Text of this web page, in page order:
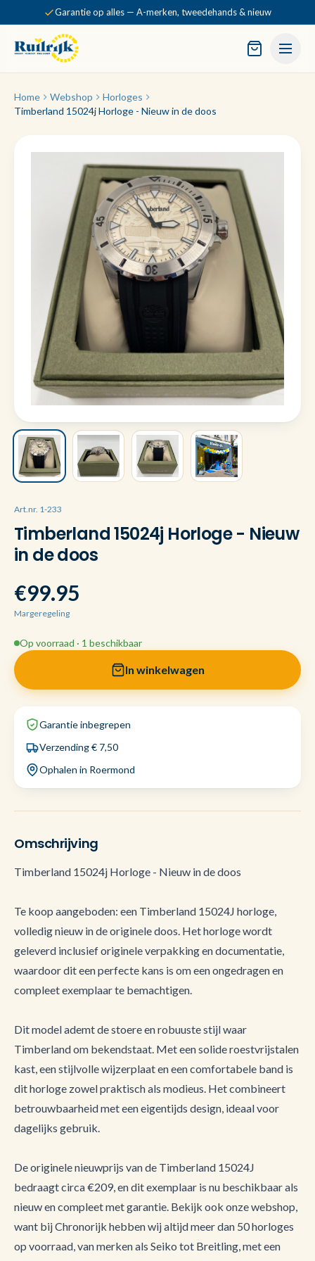
Garantie op alles — A-merken, tweedehands & nieuw
Home Webshop
Horloges
Timberland 15024j Horloge - Nieuw in de doos
Art.nr. 1-233
Timberland 15024j Horloge - Nieuw
in de doos
€99.95
Margeregeling
Op voorraad · 1 beschikbaar
In winkelwagen
Garantie inbegrepen
Verzending € 7,50
Ophalen in Roermond
Omschrijving
Timberland 15024j Horloge - Nieuw in de doos
Te koop aangeboden: een Timberland 15024J horloge,
volledig nieuw in de originele doos. Het horloge wordt
geleverd inclusief originele verpakking en documentatie,
waardoor dit een perfecte kans is om een ongedragen en
compleet exemplaar te bemachtigen.
Dit model ademt de stoere en robuuste stijl waar
Timberland om bekendstaat. Met een solide roestvrijstalen
kast, een stijlvolle wijzerplaat en een comfortabele band is
dit horloge zowel praktisch als modieus. Het combineert
betrouwbaarheid met een eigentijds design, ideaal voor
dagelijks gebruik.
De originele nieuwprijs van de Timberland 15024J
bedraagt circa €209, en dit exemplaar is nu beschikbaar als
nieuw en compleet met garantie. Bekijk ook onze webshop,
want bij Chronorijk hebben wij altijd meer dan 50 horloges
op voorraad, van merken als Seiko tot Breitling, met een